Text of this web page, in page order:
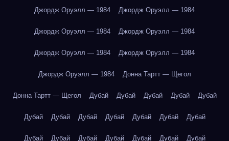
Джордж Оруэлл — 1984 Джордж Оруэлл — 1984
Джордж Оруэлл — 1984 Джордж Оруэлл — 1984
Джордж Оруэлл — 1984 Джордж Оруэлл — 1984
Джордж Оруэлл — 1984 Донна Тартт — Щегол
Донна Тартт — Щегол Дубай Дубай Дубай Дубай Дубай
Дубай Дубай Дубай Дубай Дубай Дубай Дубай
Дубай Дубай Дубай Дубай Дубай Дубай Дубай